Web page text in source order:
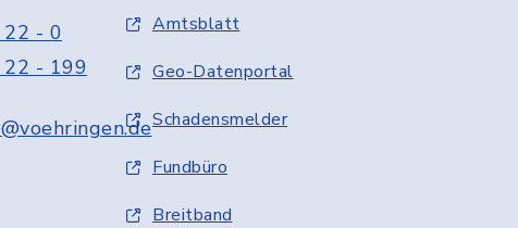
- 0
- 199
Amtsblatt
Geo-Datenportal
Schadensmelder
Fundbüro
Breitband